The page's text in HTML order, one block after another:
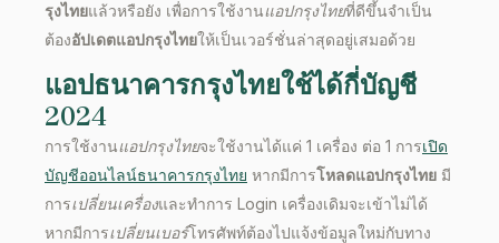
รุงไทยแล้วหรือยัง เพื่อการใช้งานแอปกรุงไทยที่ดีขึ้นจำเป็น
ต้องอัปเดตแอปกรุงไทยให้เป็นเวอร์ชั่นล่าสุดอยู่เสมอด้วย
แอปธนาคารกรุงไทยใช้ได้กี่บัญชี
2024
การใช้งานแอปกรุงไทยจะใช้งานได้แค่ 1 เครื่อง ต่อ 1 การเปิด
บัญชีออนไลน์ธนาคารกรุงไทย หากมีการโหลดแอปกรุงไทย มี
การเปลี่ยนเครื่องและทำการ Login เครื่องเดิมจะเข้าไม่ได้
หากมีการเปลี่ยนเบอร์โทรศัพท์ต้องไปแจ้งข้อมูลใหม่กับทาง